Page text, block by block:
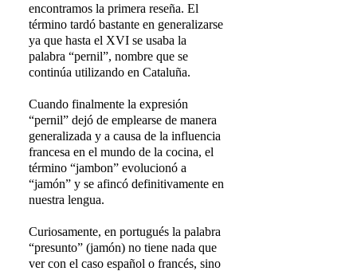
encontramos la primera reseña. El
término tardó bastante en generalizarse
ya que hasta el XVI se usaba la
palabra “pernil”, nombre que se
continúa utilizando en Cataluña.
Cuando finalmente la expresión
“pernil” dejó de emplearse de manera
generalizada y a causa de la influencia
francesa en el mundo de la cocina, el
término “jambon” evolucionó a
“jamón” y se afincó definitivamente en
nuestra lengua.
Curiosamente, en portugués la palabra
“presunto” (jamón) no tiene nada que
ver con el caso español o francés, sino